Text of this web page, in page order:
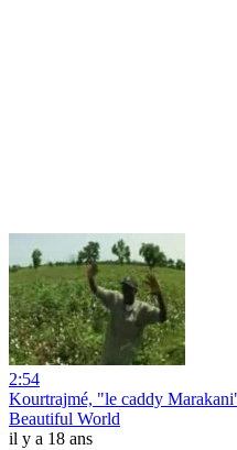
2:54
Kourtrajmé, "le caddy
Beautiful World
il y a 18 ans